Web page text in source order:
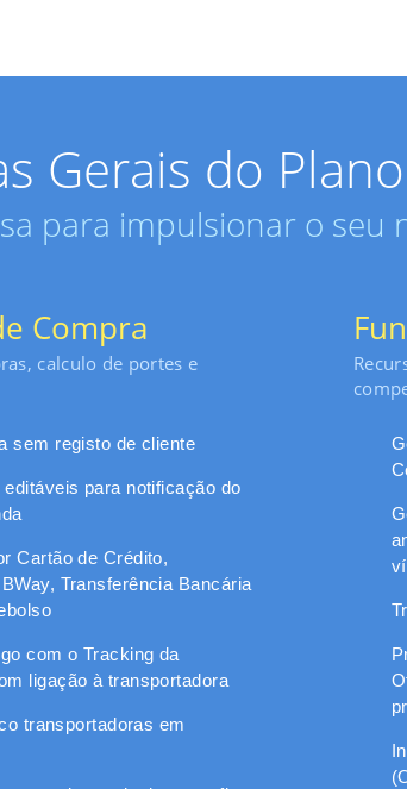
Gerais do Plano
para impulsionar o seu
Compra
calculo de portes e
sem registo de cliente
para notificação do
Cartão de Crédito,
Transferência Bancária
com o Tracking da
ligação à transportadora
transportadoras em